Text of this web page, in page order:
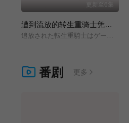
更新至6集
遭到流放的转生重骑士凭借游戏知识大开无双
番剧 更多